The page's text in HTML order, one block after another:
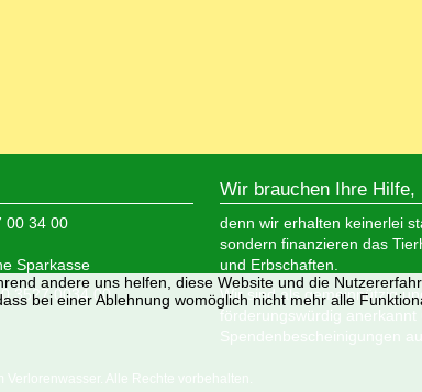
00 34 00
Sparkasse
3527 0034 00
Wir brauchen Ihre Hilfe,
denn wir erhalten keinerlei
sondern finanzieren das
und Erbschaften.
Wir sind als gemeinnützig
förderungswürdig anerkannt
Spendenbescheinigungen
Alle Rechte vorbehalten.
andere uns helfen, diese Website und die
bei einer Ablehnung womöglich nicht mehr alle